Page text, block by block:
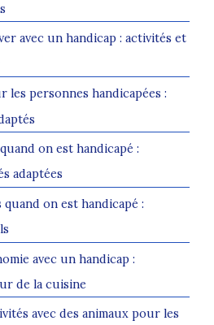
avec un handicap : activités et
les personnes handicapées :
on est handicapé :
adaptées
on est handicapé :
avec un handicap :
de la cuisine
avec des animaux pour les